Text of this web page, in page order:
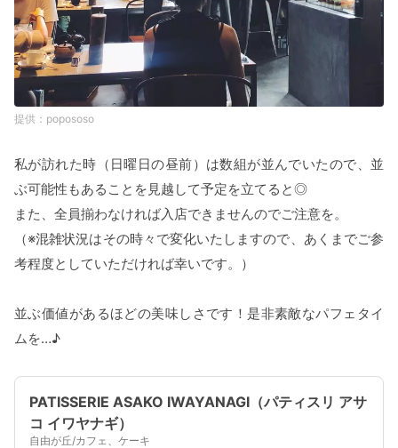
popososo
私が訪れた時（日曜日の昼前）は数組が並んでいたので、並
ぶ可能性もあることを見越して予定を立てると◎
また、全員揃わなければ入店できませんのでご注意を。
（※混雑状況はその時々で変化いたしますので、あくまでご参
考程度としていただければ幸いです。）
並ぶ価値があるほどの美味しさです！是非素敵なパフェタイ
ムを…♪
PATISSERIE ASAKO IWAYANAGI（パティスリ アサ
コ イワヤナギ）
自由が丘/カフェ、ケーキ